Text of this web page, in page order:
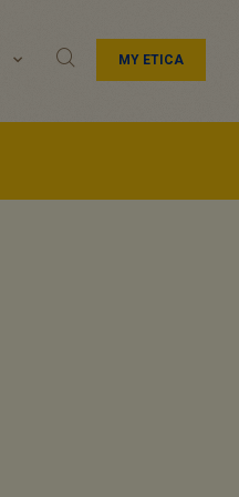
MY ETICA